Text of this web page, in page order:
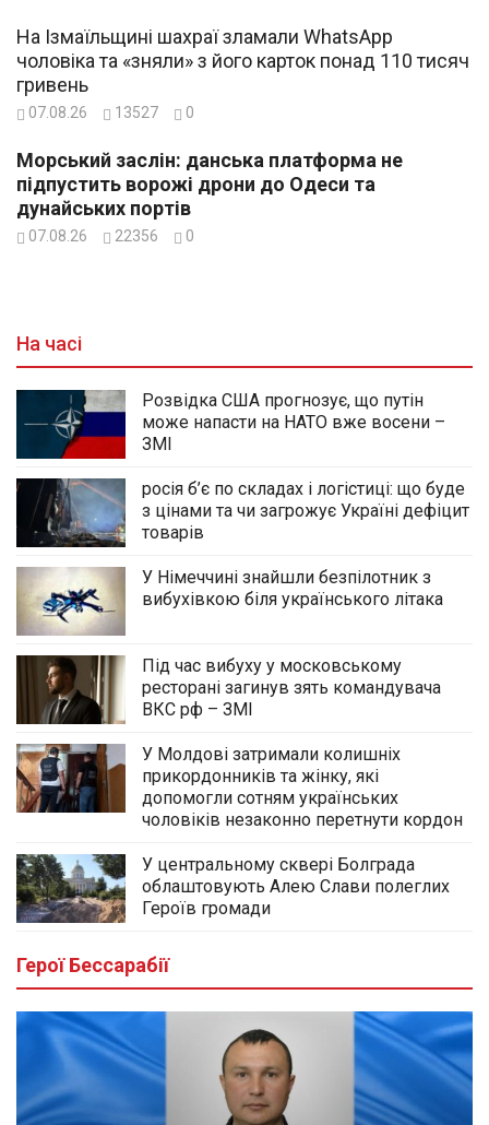
На Ізмаїльщині шахраї зламали WhatsApp
чоловіка та «зняли» з його карток понад 110 тисяч
гривень
07.08.26 13527 0
Морський заслін: данська платформа не
підпустить ворожі дрони до Одеси та
дунайських портів
07.08.26 22356 0
На часі
Розвідка США прогнозує, що путін
може напасти на НАТО вже восени –
ЗМІ
росія б’є по складах і логістиці: що буде
з цінами та чи загрожує Україні дефіцит
товарів
У Німеччині знайшли безпілотник з
вибухівкою біля українського літака
Під час вибуху у московському
ресторані загинув зять командувача
ВКС рф – ЗМІ
У Молдові затримали колишніх
прикордонників та жінку, які
допомогли сотням українських
чоловіків незаконно перетнути кордон
У центральному сквері Болграда
облаштовують Алею Слави полеглих
Героїв громади
Герої Бессарабії